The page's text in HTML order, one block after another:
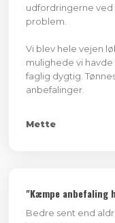
udfordringerne
problem.
Vi blev hele vejen
mulighede vi
faglig dygtig.
anbefalinger.
Mette
"Kæmpe anbefaling
Bedre sent end